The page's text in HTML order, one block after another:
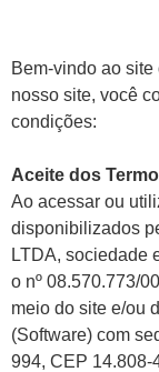
Bem-vindo ao
nosso site, você
condições:
Aceite dos
Ao acessar ou
disponibilizados
LTDA, sociedade
o nº 08.570.773/
meio do site e/ou
(Software) com
994, CEP 14.808-